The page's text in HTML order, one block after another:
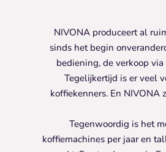
NIVONA produceert al
sinds het begin
bediening, de verkoop
Tegelijkertijd is er veel
koffiekenners. En NIVONA
Tegenwoordig is het
koffiemachines per jaar en